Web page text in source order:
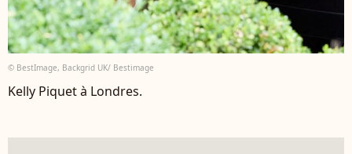
© BestImage, Backgrid UK/ Bestimage
Kelly Piquet à Londres.